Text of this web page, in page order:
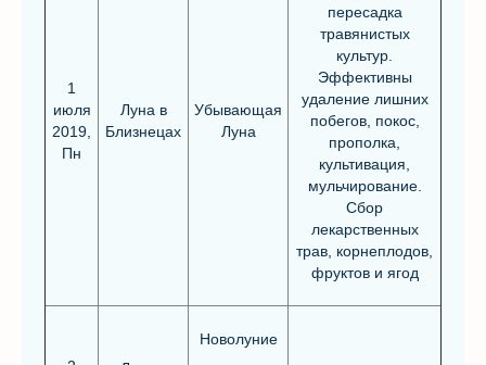
1
июля
2019,
Пн
Луна в
Близнецах
Убывающая
Луна
пересадка
травянистых
культур.
Эффективны
удаление лишних
побегов, покос,
прополка,
культивация,
мульчирование.
Сбор
лекарственных
трав, корнеплодов,
фруктов и ягод
Новолуние